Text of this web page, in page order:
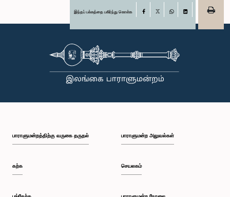
இந்தப் பக்கத்தை பகிர்ந்து கொள்க Facebook
பாராளுமன்றத்திற்கு வருகை தருதல்
கற்க
பாராளுமன்ற அலுவல்கள்
செயலகம்